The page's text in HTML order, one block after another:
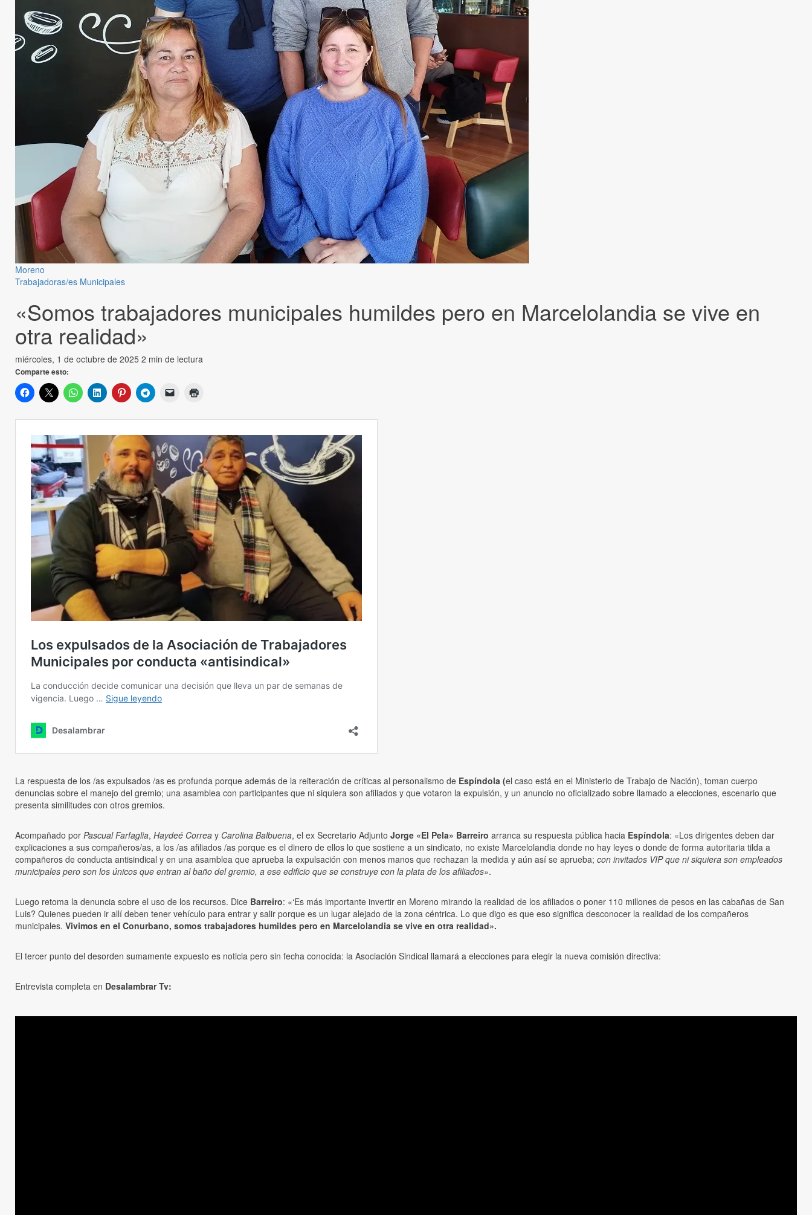
Moreno
Trabajadoras/es Municipales
«Somos trabajadores municipales humildes pero en Marcelolandia se vive en
otra realidad»
miércoles, 1 de octubre de 2025 2 min de lectura
Comparte esto:
La respuesta de los /as expulsados /as es profunda porque además de la reiteración de críticas al personalismo de Espíndola (el caso está en el Ministerio de Trabajo de Nación), toman cuerpo
denuncias sobre el manejo del gremio; una asamblea con participantes que ni siquiera son afiliados y que votaron la expulsión, y un anuncio no oficializado sobre llamado a elecciones, escenario que
presenta similitudes con otros gremios.
Acompañado por Pascual Farfaglia, Haydeé Correa y Carolina Balbuena, el ex Secretario Adjunto Jorge «El Pela» Barreiro arranca su respuesta pública hacia Espíndola: «Los dirigentes deben dar
explicaciones a sus compañeros/as, a los /as afiliados /as porque es el dinero de ellos lo que sostiene a un sindicato, no existe Marcelolandia donde no hay leyes o donde de forma autoritaria tilda a
compañeros de conducta antisindical y en una asamblea que aprueba la expulsación con menos manos que rechazan la medida y aún así se aprueba; con invitados VIP que ni siquiera son empleados
municipales pero son los únicos que entran al baño del gremio, a ese edificio que se construye con la plata de los afiliados».
Luego retoma la denuncia sobre el uso de los recursos. Dice Barreiro: «‘Es más importante invertir en Moreno mirando la realidad de los afiliados o poner 110 millones de pesos en las cabañas de San
Luis? Quienes pueden ir allí deben tener vehículo para entrar y salir porque es un lugar alejado de la zona céntrica. Lo que digo es que eso significa desconocer la realidad de los compañeros
municipales. Vivimos en el Conurbano, somos trabajadores humildes pero en Marcelolandia se vive en otra realidad».
El tercer punto del desorden sumamente expuesto es noticia pero sin fecha conocida: la Asociación Sindical llamará a elecciones para elegir la nueva comisión directiva:
Entrevista completa en Desalambrar Tv: